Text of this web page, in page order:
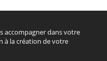
accompagner dans votre
à la création de votre